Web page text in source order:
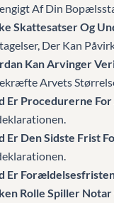
Af Din
Skattesatser Og
Der Kan
Kan Arvinger
Arvets
Er Procedurerne
Er Den Sidste Frist
Er
Rolle Spiller